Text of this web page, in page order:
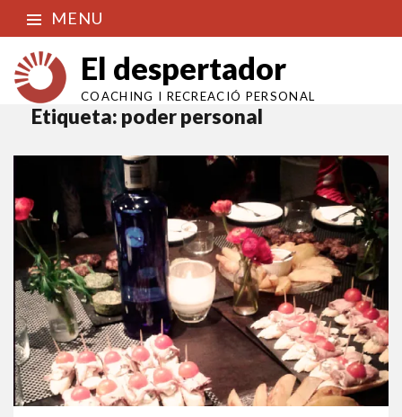
MENU
El despertador
COACHING I RECREACIÓ PERSONAL
Etiqueta: poder personal